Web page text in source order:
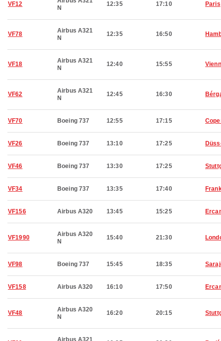
VF12
N
12:35 17:10 Paris
VF78
Airbus A321
N
12:35 16:50
VF18
Airbus A321
N
12:40 15:55
VF62
Airbus A321
N
12:45 16:30
VF70 Boeing 737 12:55 17:15
VF26 Boeing 737 13:10 17:25
VF46 Boeing 737 13:30 17:25
VF34 Boeing 737 13:35 17:40
VF156 Airbus A320 13:45 15:25
VF1990
Airbus A320
N
15:40 21:30
VF98 Boeing 737 15:45 18:35
VF158 Airbus A320 16:10 17:50
VF48
Airbus A320
N
16:20 20:15
Airbus A321